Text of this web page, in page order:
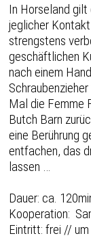
In Horseland
jeglicher
strengstens
geschäftlichen
nach einem
Mal die Femme
Butch Barn
eine Berührung
entfachen, das
lassen …
Dauer: ca.
Kooperation:
Eintritt: frei //